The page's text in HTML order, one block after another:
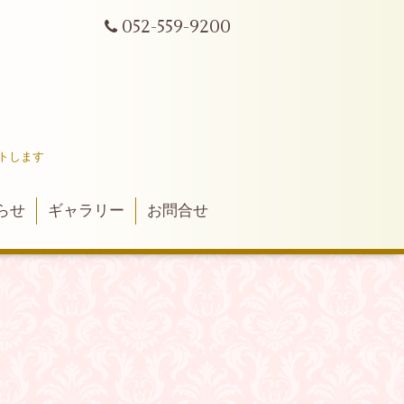
052-559-9200
します
せ ギャラリー お問合せ